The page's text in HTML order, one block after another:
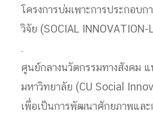
โครงการบ่มเพาะการประกอบ
วิจัย (SOCIAL INNOVATION-
.
ศูนย์กลางนวัตกรรมทางสังคม
มหาวิทยาลัย (CU Social
เพื่อเป็นการพัฒนาศักยภาพและ